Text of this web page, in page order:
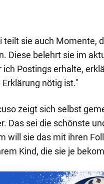
teilt sie auch Momente,
Diese belehrt sie im
ich Postings erhalte,
Erklärung nötig ist."
zeigt sich selbst
Das sei die schönste
will sie das mit ihren
Kind, die sie je
1/16